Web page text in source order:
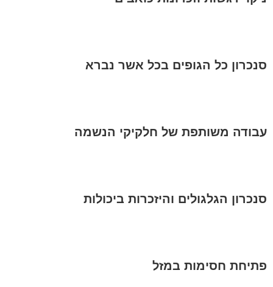
סנכרון כל הגופים בכל אשר נברא
עבודה משותפת של חלקיקי הנשמה
סנכרון הגלגולים והיזכרות ביכולות
פתיחת חסימות במזל